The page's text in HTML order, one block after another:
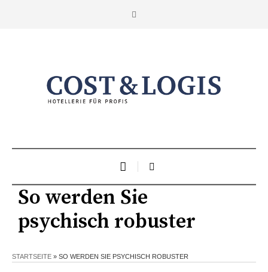
So werden Sie
psychisch robuster
STARTSEITE » SO WERDEN SIE PSYCHISCH ROBUSTER